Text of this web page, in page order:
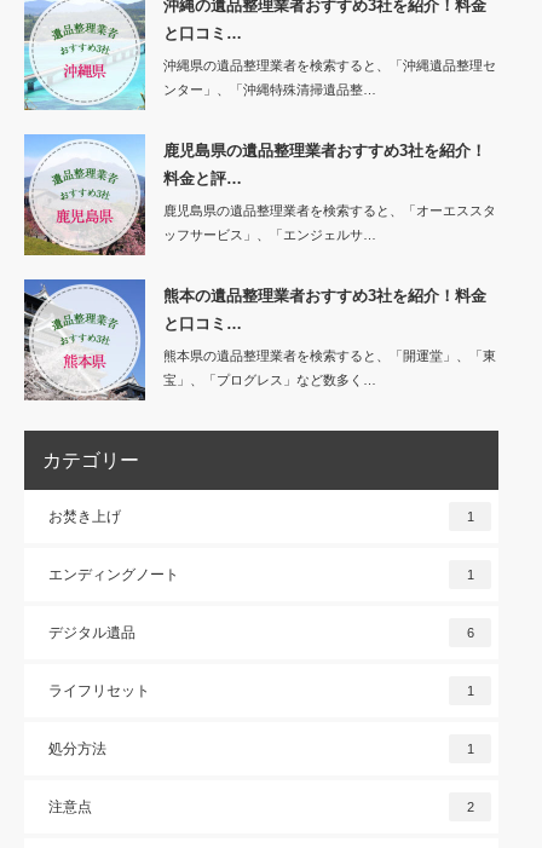
沖縄の遺品整理業者おすすめ3社を紹介！料金
と口コミ…
沖縄県の遺品整理業者を検索すると、「沖縄遺品整理セ
ンター」、「沖縄特殊清掃遺品整…
鹿児島県の遺品整理業者おすすめ3社を紹介！
料金と評…
鹿児島県の遺品整理業者を検索すると、「オーエススタ
ッフサービス」、「エンジェルサ…
熊本の遺品整理業者おすすめ3社を紹介！料金
と口コミ…
熊本県の遺品整理業者を検索すると、「開運堂」、「東
宝」、「プログレス」など数多く…
カテゴリー
お焚き上げ 1
エンディングノート 1
デジタル遺品 6
ライフリセット 1
処分方法 1
注意点 2